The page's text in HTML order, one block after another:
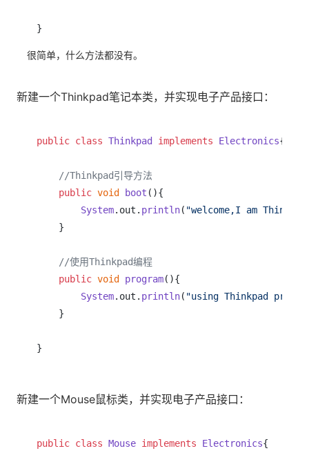
很简单，什么方法都没有。
新建一个Thinkpad笔记本类，并实现电子产品接口：
public class Thinkpad implements Electronics{
//Thinkpad引导方法
public void boot ( ){
System. out . println( "welcome,I am
    }
//使用Thinkpad编程
public void program( ){
System. out . println( "using Thinkpad
    }
新建一个Mouse鼠标类，并实现电子产品接口：
public class Mouse implements Electronics{